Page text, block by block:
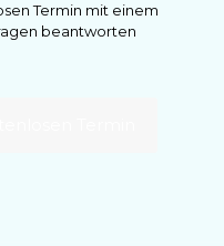
Termin mit einem
beantworten